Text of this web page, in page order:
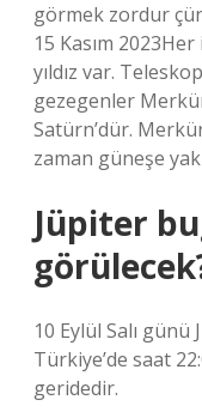
görmek zordur
15 Kasım
yıldız var.
gezegenler
Satürn’dür.
zaman güneşe
Jüpiter
10 Eylül Salı günü
Türkiye’de saat
geridedir.